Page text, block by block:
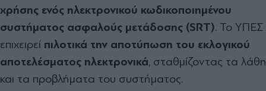
χρήσης ενός ηλεκτρονικού κωδικοποιημένου
συστήματος ασφαλούς μετάδοσης (SRT). Το ΥΠΕΣ
επιχειρεί πιλοτικά την αποτύπωση του εκλογικού
αποτελέσματος ηλεκτρονικά, σταθμίζοντας τα λάθη
και τα προβλήματα του συστήματος.